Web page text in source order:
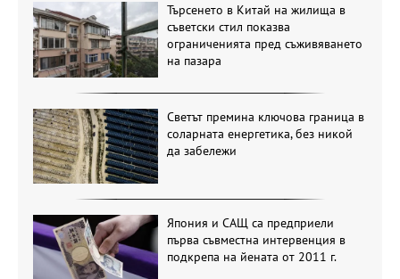
Търсенето в Китай на жилища в
съветски стил показва
ограниченията пред съживяването
на пазара
Светът премина ключова граница в
соларната енергетика, без никой
да забележи
Япония и САЩ са предприели
първа съвместна интервенция в
подкрепа на йената от 2011 г.